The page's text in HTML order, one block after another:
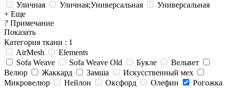
Уличная
Уличная;Универсальная
Универсальная
+ Еще
? Примечание
Показать
Категория ткани : 1
AirMesh
Elements
Sofa Weave
Sofa Weave Old Букле
Вельвет
Велюр
Жаккард Замша
Искусственный мех
Микровелюр
Нейлон Оксфорд Олефин
Рогожка